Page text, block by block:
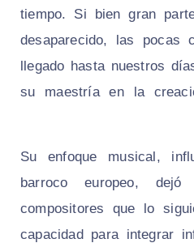
tiempo. Si bien gran
desaparecido, las pocas
llegado hasta nuestros
su maestría en la
Su enfoque musical,
barroco europeo,
compositores que lo
capacidad para integrar